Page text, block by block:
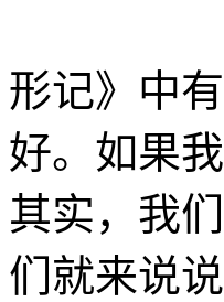
形记》中
好。如果
其实，我
们就来说